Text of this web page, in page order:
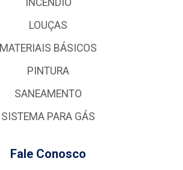
INCÊNDIO
LOUÇAS
MATERIAIS BÁSICOS
PINTURA
SANEAMENTO
SISTEMA PARA GÁS
Fale Conosco